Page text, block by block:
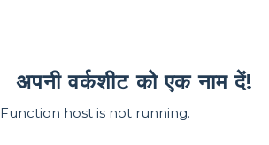
अपनी वर्कशीट को एक नाम दें!
Function host is not running.